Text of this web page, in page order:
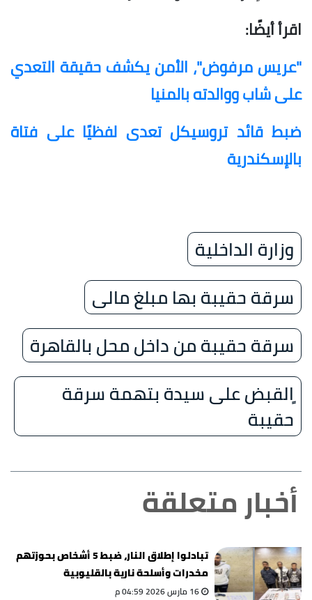
اقرأ أيضًا:
"عريس مرفوض"، الأمن يكشف حقيقة التعدي
على شاب ووالدته بالمنيا
ضبط قائد تروسيكل تعدى لفظيًا على فتاة
بالإسكندرية
وزارة الداخلية
سرقة حقيبة بها مبلغ مالى
سرقة حقيبة من داخل محل بالقاهرة
ٍالقبض على سيدة بتهمة سرقة
حقيبة
أخبار متعلقة
تبادلوا إطلاق النار، ضبط 5 أشخاص بحوزتهم
مخدرات وأسلحة نارية بالقليوبية
16 مارس 2026 04:59 م